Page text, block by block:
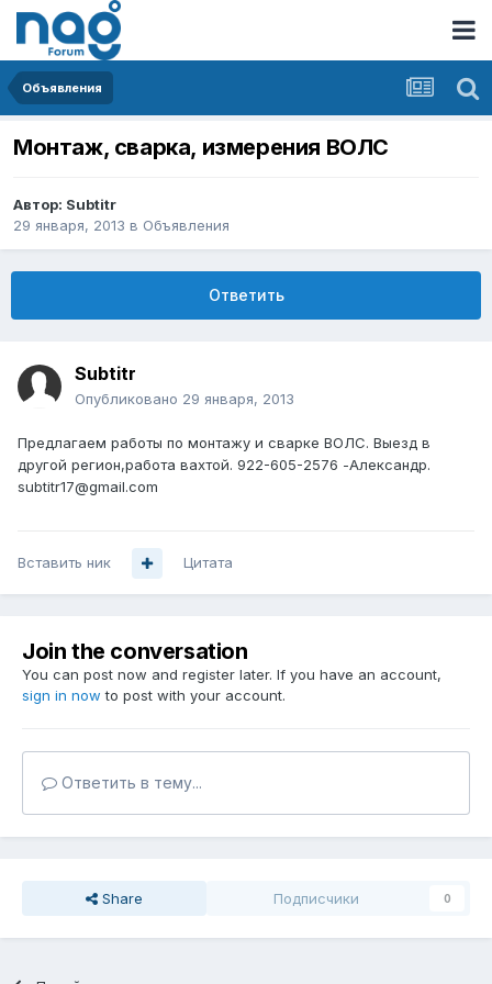
Объявления
Монтаж, сварка, измерения ВОЛС
Автор: Subtitr
29 января, 2013 в Объявления
Ответить
Subtitr
Опубликовано 29 января, 2013
Предлагаем работы по монтажу и сварке ВОЛС. Выезд в
другой регион,работа вахтой. 922-605-2576 -Александр.
subtitr17@gmail.com
Вставить ник Цитата
Join the conversation
You can post now and register later. If you have an account,
sign in now to post with your account.
Ответить в тему...
Share Подписчики 0